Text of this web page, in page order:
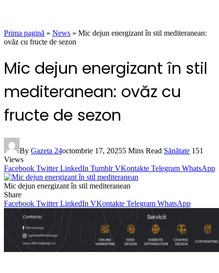
Prima pagină » News » Mic dejun energizant în stil mediteranean:
ovăz cu fructe de sezon
Mic dejun energizant în stil
mediteranean: ovăz cu
fructe de sezon
By Gazeta 24octombrie 17, 20255 Mins Read Sănătate 151
Views
Facebook Twitter LinkedIn Tumblr VKontakte Telegram WhatsApp
Mic dejun energizant în stil mediteranean
Share
Facebook Twitter LinkedIn VKontakte Telegram WhatsApp